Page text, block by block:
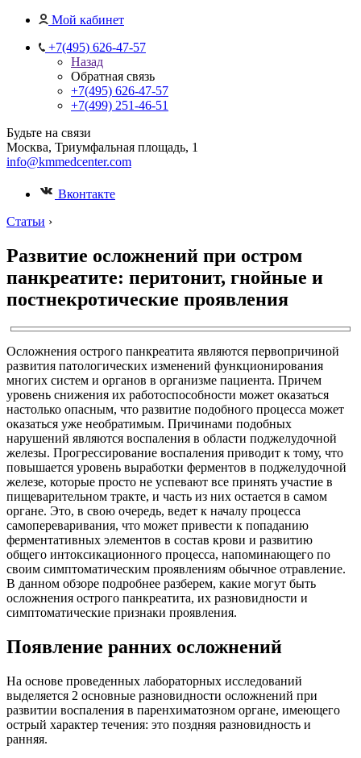
Мой кабинет
+7(495) 626-47-57
Назад
Обратная связь
+7(495) 626-47-57
+7(499) 251-46-51
Будьте на связи
Москва, Триумфальная площадь, 1
info@kmmedcenter.com
Вконтакте
Статьи ›
Развитие осложнений при остром
панкреатите: перитонит, гнойные и
постнекротические проявления
Осложнения острого панкреатита являются первопричиной
развития патологических изменений функционирования
многих систем и органов в организме пациента. Причем
уровень снижения их работоспособности может оказаться
настолько опасным, что развитие подобного процесса может
оказаться уже необратимым. Причинами подобных
нарушений являются воспаления в области поджелудочной
железы. Прогрессирование воспаления приводит к тому, что
повышается уровень выработки ферментов в поджелудочной
железе, которые просто не успевают все принять участие в
пищеварительном тракте, и часть из них остается в самом
органе. Это, в свою очередь, ведет к началу процесса
самопереваривания, что может привести к попаданию
ферментативных элементов в состав крови и развитию
общего интоксикационного процесса, напоминающего по
своим симптоматическим проявлениям обычное отравление.
В данном обзоре подробнее разберем, какие могут быть
осложнения острого панкреатита, их разновидности и
симптоматические признаки проявления.
Появление ранних осложнений
На основе проведенных лабораторных исследований
выделяется 2 основные разновидности осложнений при
развитии воспаления в паренхиматозном органе, имеющего
острый характер течения: это поздняя разновидность и
ранняя.